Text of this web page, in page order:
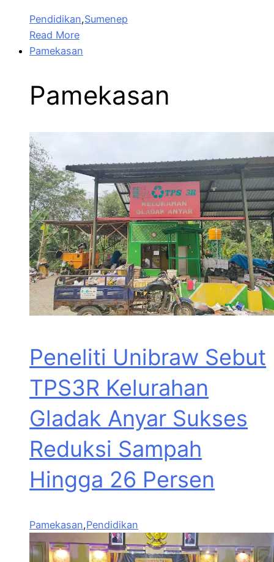
Pendidikan,Sumenep
Read More
Pamekasan
Pamekasan
Peneliti Unibraw Sebut
TPS3R Kelurahan
Gladak Anyar Sukses
Reduksi Sampah
Hingga 26 Persen
Pamekasan,Pendidikan